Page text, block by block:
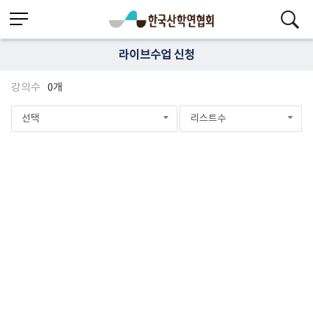
라이브수업 신청
강의수 0개
선택 리스트수